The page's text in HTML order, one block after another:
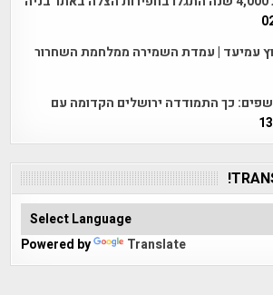
עמיעד | עמדת השמירה ממלחמת השחרור
כך התמודדה ירושלים הקדומה עם
Powered by Translate